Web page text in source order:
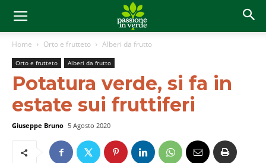
Home Orto e frutteto Alberi da frutto
Orto e frutteto Alberi da frutto
Potatura verde, si fa in
estate sui fruttiferi
Giuseppe Bruno 5 Agosto 2020